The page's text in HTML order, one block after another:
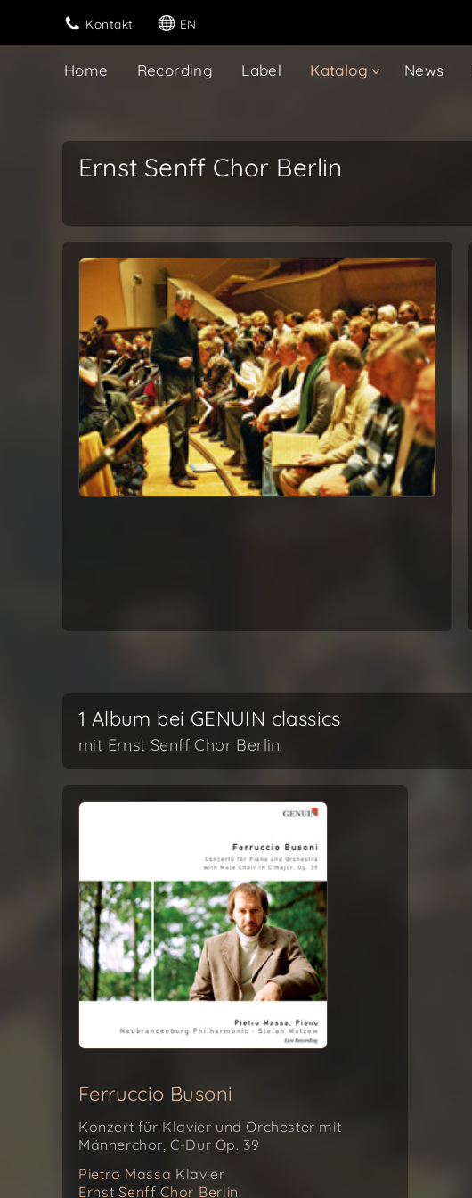
Kontakt EN
Home Recording Label Katalog News
Ernst Senff Chor Berlin
1 Album bei GENUIN classics
mit Ernst Senff Chor Berlin
Ferruccio Busoni
Konzert für Klavier und Orchester mit
Männerchor, C-Dur Op. 39
Pietro Massa Klavier
Ernst Senff Chor Berlin